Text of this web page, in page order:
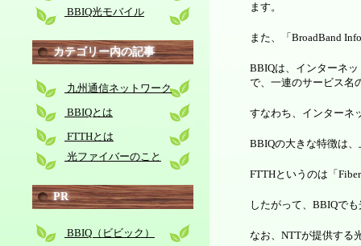
ます。
また、「BroadBand
BBIQは、インターネ
で、一連のサービス名
すなわち、インターネ
BBIQの大きな特徴は
FTTHというのは「
したがって、BBIQで
なお、NTTが提供する
BBIQ光モバイル
カテゴリー内の記事
九州通信ネットワーク
BBIQとは
FTTHとは
光ファイバーのこと
PR
BBIQ（ビビック）